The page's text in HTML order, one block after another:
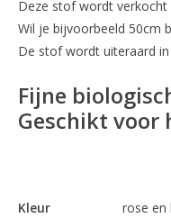
Deze stof wordt verkocht
Wil je bijvoorbeeld 50cm
De stof wordt uiteraard
Fijne
Geschikt voor
Kleur
rose en